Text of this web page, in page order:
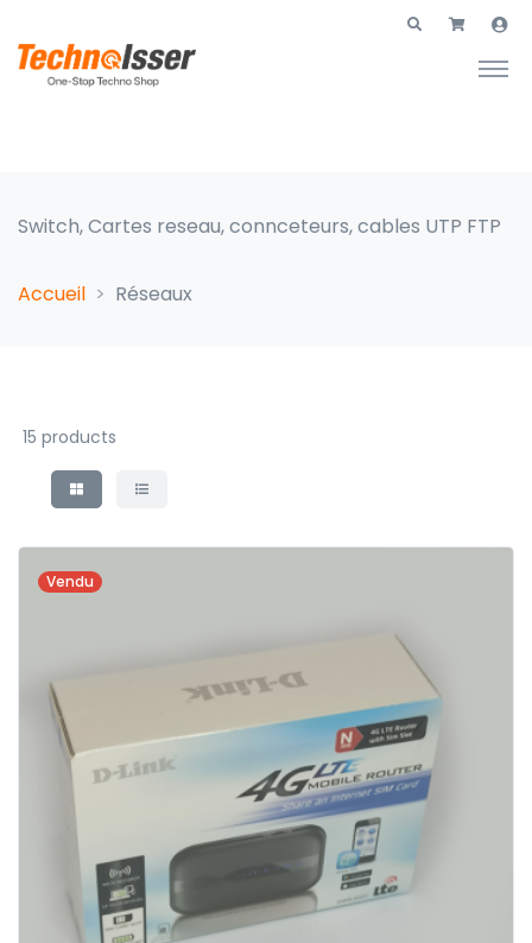
Switch, Cartes reseau, connceteurs, cables UTP FTP
Accueil Réseaux
15 products
Vendu